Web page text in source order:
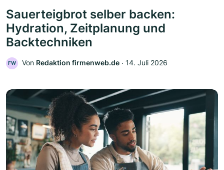
Sauerteigbrot selber backen:
Hydration, Zeitplanung und
Backtechniken
FW Von Redaktion firmenweb.de ‧ 14. Juli 2026